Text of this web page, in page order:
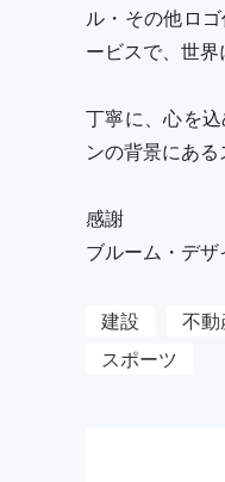
ル・その他ロ
ービスで、世界
丁寧に、心を
ンの背景にあ
感謝
ブルーム・デザ
建設 不動
スポーツ